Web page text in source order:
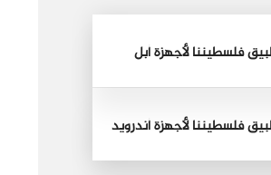
فلسطيننا لأجهزة أبل
فلسطيننا لأجهزة أندرويد